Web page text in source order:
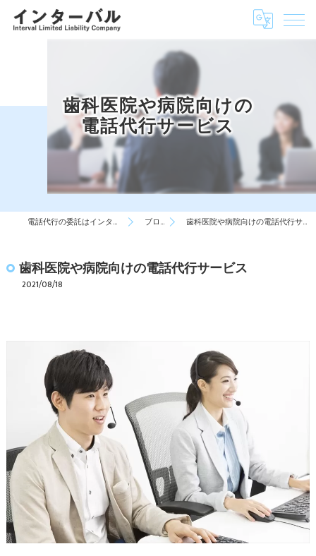
歯科医院や病院向けの
電話代行サービス
電話代行の委託はインターバル ブログ 歯科医院や病院向けの電話代行サービス
歯科医院や病院向けの電話代行サービス
2021/08/18